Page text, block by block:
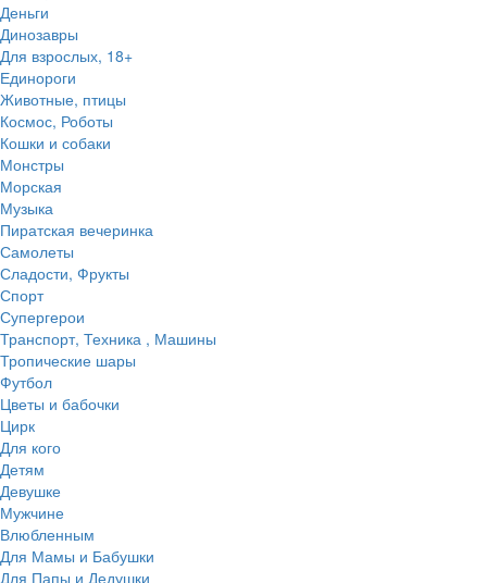
Деньги
Динозавры
Для взрослых, 18+
Единороги
Животные, птицы
Космос, Роботы
Кошки и собаки
Монстры
Морская
Музыка
Пиратская вечеринка
Самолеты
Сладости, Фрукты
Спорт
Супергерои
Транспорт, Техника , Машины
Тропические шары
Футбол
Цветы и бабочки
Цирк
Для кого
Детям
Девушке
Мужчине
Влюбленным
Для Мамы и Бабушки
Для Папы и Дедушки